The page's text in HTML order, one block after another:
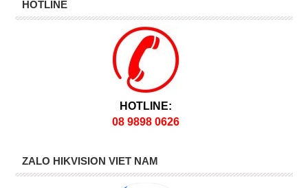
HOTLINE
HOTLINE:
08 9898 0626
ZALO HIKVISION VIET NAM